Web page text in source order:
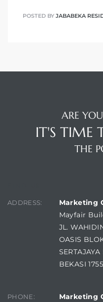
POSTED BY JABABEKA
ARE
IT'S TIME
THE
ADDRESS:
Marketing
Mayfair
JL.
OASIS
BEKASI
PHONE:
Marketing